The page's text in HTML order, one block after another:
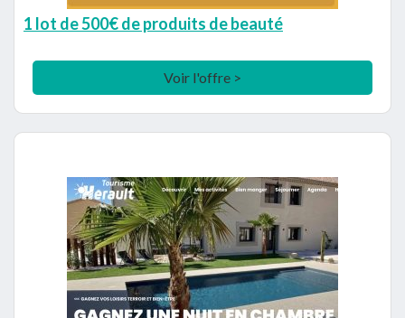
1 lot de 500€ de produits de beauté
Voir l'offre >